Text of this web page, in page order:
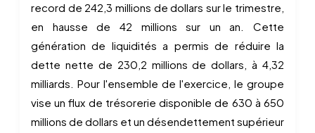
record de 242,3 millions de dollars sur le trimestre,
en hausse de 42 millions sur un an. Cette
génération de liquidités a permis de réduire la
dette nette de 230,2 millions de dollars, à 4,32
milliards. Pour l'ensemble de l'exercice, le groupe
vise un flux de trésorerie disponible de 630 à 650
millions de dollars et un désendettement supérieur